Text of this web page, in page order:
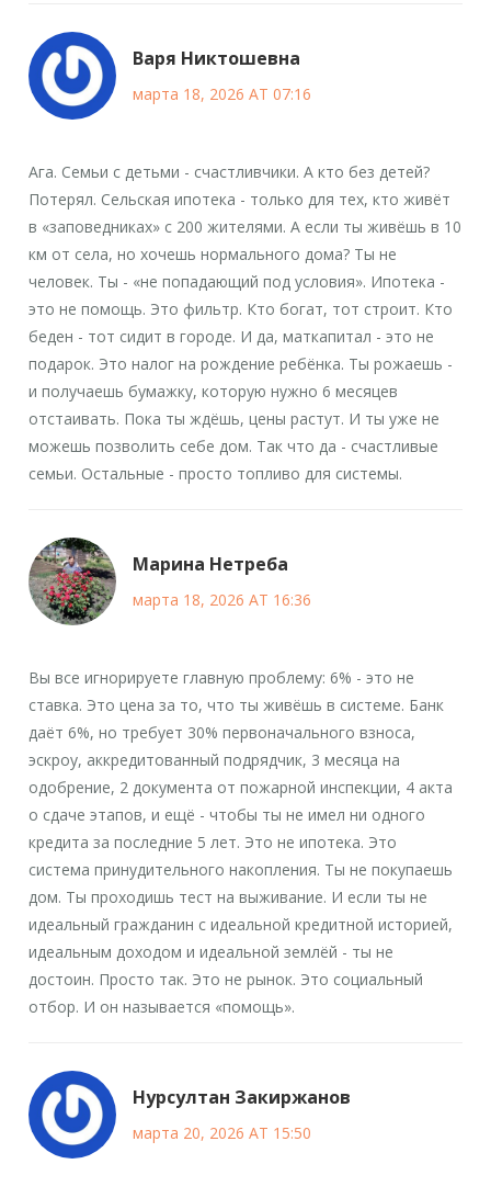
Варя Никтошевна
марта 18, 2026 AT 07:16
Ага. Семьи с детьми - счастливчики. А кто без детей?
Потерял. Сельская ипотека - только для тех, кто живёт
в «заповедниках» с 200 жителями. А если ты живёшь в 10
км от села, но хочешь нормального дома? Ты не
человек. Ты - «не попадающий под условия». Ипотека -
это не помощь. Это фильтр. Кто богат, тот строит. Кто
беден - тот сидит в городе. И да, маткапитал - это не
подарок. Это налог на рождение ребёнка. Ты рожаешь -
и получаешь бумажку, которую нужно 6 месяцев
отстаивать. Пока ты ждёшь, цены растут. И ты уже не
можешь позволить себе дом. Так что да - счастливые
семьи. Остальные - просто топливо для системы.
Марина Нетреба
марта 18, 2026 AT 16:36
Вы все игнорируете главную проблему: 6% - это не
ставка. Это цена за то, что ты живёшь в системе. Банк
даёт 6%, но требует 30% первоначального взноса,
эскроу, аккредитованный подрядчик, 3 месяца на
одобрение, 2 документа от пожарной инспекции, 4 акта
о сдаче этапов, и ещё - чтобы ты не имел ни одного
кредита за последние 5 лет. Это не ипотека. Это
система принудительного накопления. Ты не покупаешь
дом. Ты проходишь тест на выживание. И если ты не
идеальный гражданин с идеальной кредитной историей,
идеальным доходом и идеальной землёй - ты не
достоин. Просто так. Это не рынок. Это социальный
отбор. И он называется «помощь».
Нурсултан Закиржанов
марта 20, 2026 AT 15:50